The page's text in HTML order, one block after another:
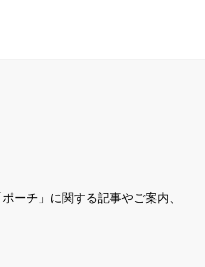
ーチ」に関する記事やご案内、